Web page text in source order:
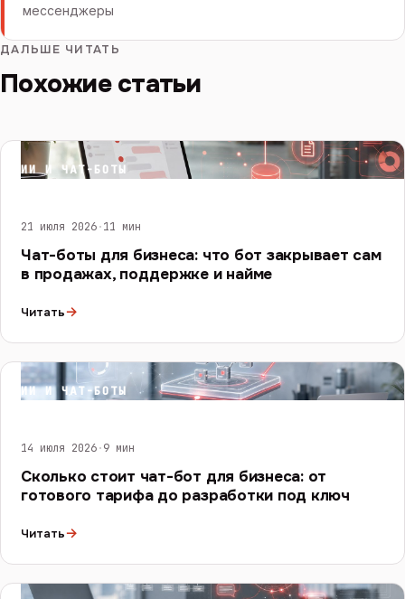
мессенджеры
ДАЛЬШЕ ЧИТАТЬ
Похожие статьи
ИИ И ЧАТ-БОТЫ
21 июля 2026·11 мин
Чат-боты для бизнеса: что бот закрывает сам
в продажах, поддержке и найме
Читать→
ИИ И ЧАТ-БОТЫ
14 июля 2026·9 мин
Сколько стоит чат-бот для бизнеса: от
готового тарифа до разработки под ключ
Читать→